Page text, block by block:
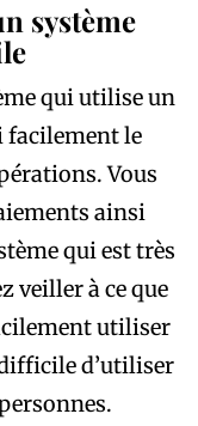
système
qui utilise un
facilement le
Vous
ainsi
qui est très
veiller à ce que
utiliser
d’utiliser